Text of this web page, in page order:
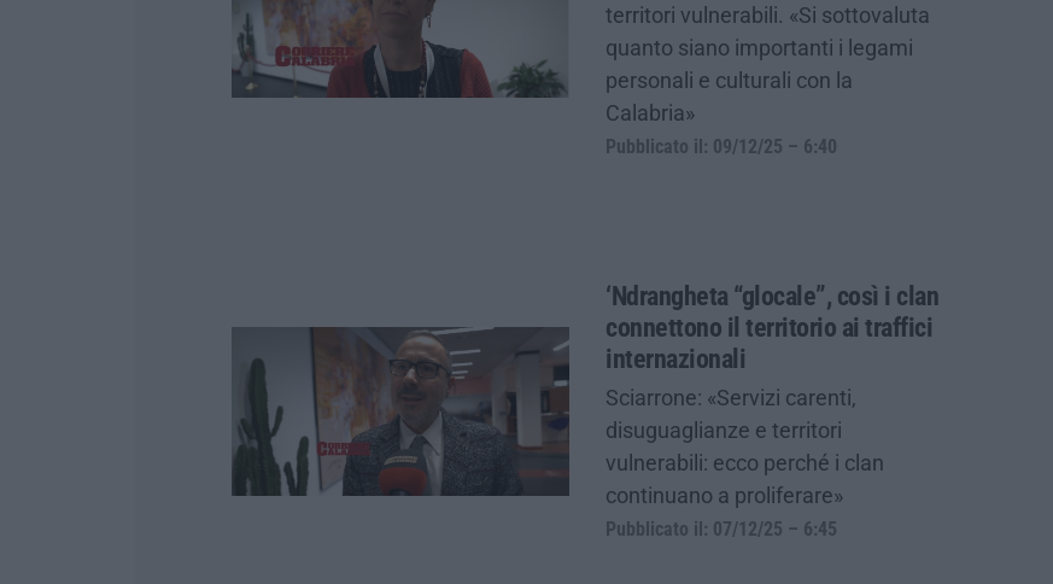
territori vulnerabili. «Si sottovaluta
quanto siano importanti i legami
personali e culturali con la
Calabria»
Pubblicato il: 09/12/25 – 6:40
‘Ndrangheta “glocale”, così i clan
connettono il territorio ai traffici
internazionali
Sciarrone: «Servizi carenti,
disuguaglianze e territori
vulnerabili: ecco perché i clan
continuano a proliferare»
Pubblicato il: 07/12/25 – 6:45